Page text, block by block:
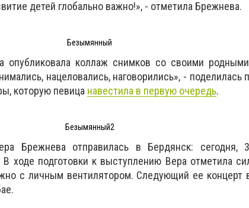
детей глобально важно!», - отметила Брежнева.
Безымянный
опубликовала коллаж снимков со своими
нацеловались, наговорились», - поделилась
которую певица навестила в первую очередь.
Безымянный2
Брежнева отправилась в Бердянск: сегодня,
ходе подготовки к выступлению Вера отметила
с личным вентилятором. Следующий ее концерт